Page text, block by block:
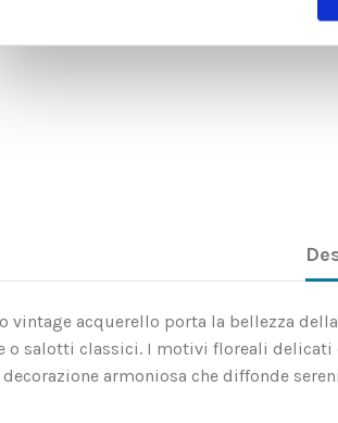
vintage acquerello porta la bellezza
salotti classici. I motivi floreali delicati
armoniosa che diffonde